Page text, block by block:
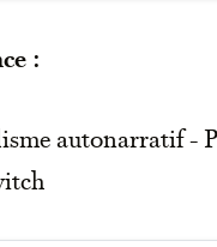
:
autonarratif -